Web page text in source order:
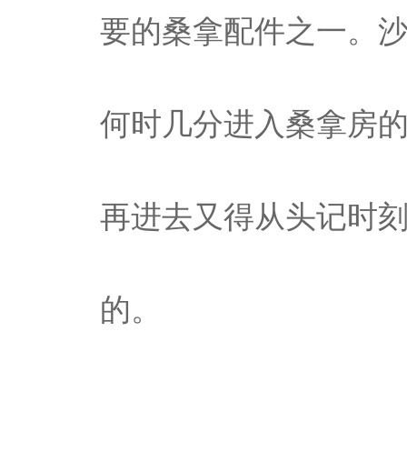
要的桑拿配件之一。
何时几分进入桑拿房
再进去又得从头记时
的。